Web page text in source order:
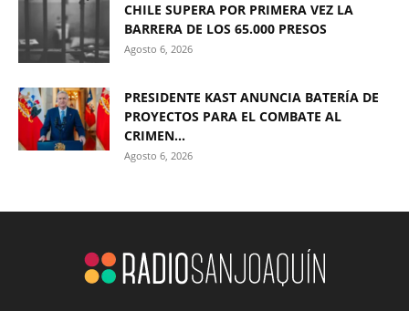
CHILE SUPERA POR PRIMERA VEZ LA
BARRERA DE LOS 65.000 PRESOS
Agosto 6, 2026
PRESIDENTE KAST ANUNCIA BATERÍA DE
PROYECTOS PARA EL COMBATE AL
CRIMEN...
Agosto 6, 2026